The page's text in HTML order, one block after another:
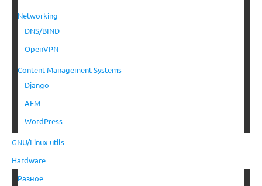
Networking
DNS/BIND
OpenVPN
Content Management Systems
Django
AEM
WordPress
GNU/Linux utils
Hardware
Разное